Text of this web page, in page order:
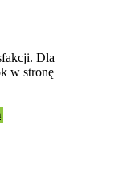
Dla
w stronę